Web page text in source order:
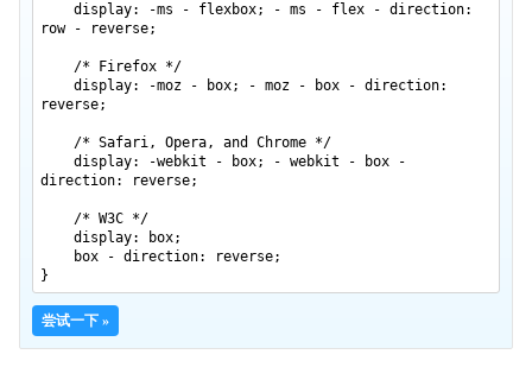
border-image
border-image-repeat
border-image-source
border-image-width
border-left
border-left-color
border-left-style
border-left-width
display: -ms - flexbox; - ms - flex - direction:
row - reverse;
/* Firefox */
display: -moz - box; - moz - box - direction:
reverse;
/* Safari, Opera, and Chrome */
display: -webkit - box; - webkit - box -
direction: reverse;
/* W3C */
display: box;
box - direction: reverse;
}
尝试一下 »